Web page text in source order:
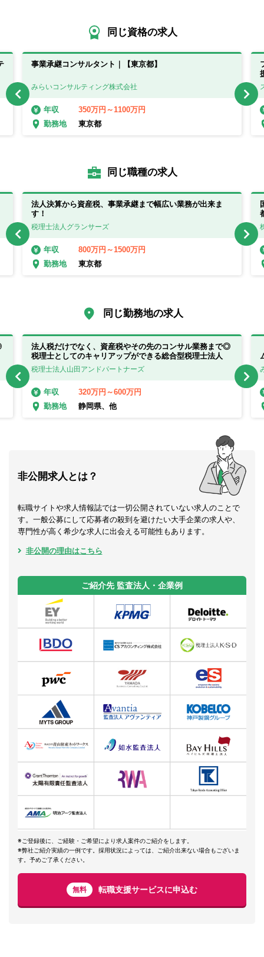
同じ資格の求人
事業承継コンサルタント｜【東京都】
みらいコンサルティング株式会社
年収
350万円～1100万円
勤務地
東京都
同じ職種の求人
法人決算から資産税、事業承継まで幅広い業務が出来ま
す！
税理士法人グランサーズ
年収
800万円～1500万円
勤務地
東京都
同じ勤務地の求人
法人税だけでなく、資産税やその先のコンサル業務まで◎
税理士としてのキャリアップができる総合型税理士法人
税理士法人山田アンドパートナーズ
年収
320万円～600万円
勤務地
静岡県、他
非公開求人とは？
転職サイトや求人情報誌では一切公開されていない求人のことで
す。一般公募にして応募者の殺到を避けたい大手企業の求人や、
専門性が高く希少な求人に出会える可能性もあります。
非公開の理由はこちら
ご紹介先 監査法人・企業例
※ご登録後に、ご経験・ご希望により求人案件のご紹介をします。
※弊社ご紹介実績の一例です。採用状況によっては、ご紹介出来ない場合もございま
す。予めご了承ください。
無料 転職支援サービスに申込む